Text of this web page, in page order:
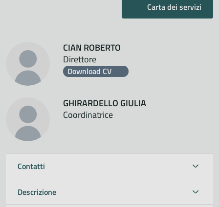
Carta dei servizi
CIAN ROBERTO
Direttore
Download CV
GHIRARDELLO GIULIA
Coordinatrice
Contatti
Descrizione